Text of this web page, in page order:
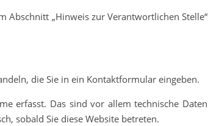
Abschnitt „Hinweis zur Verantwortlichen Stelle“
die Sie in ein Kontaktformular eingeben.
erfasst. Das sind vor allem technische Daten
sobald Sie diese Website betreten.